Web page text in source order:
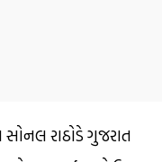
સોનલ રાઠોડે ગુજરાત